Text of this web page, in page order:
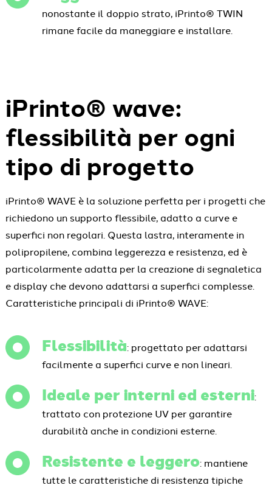
nonostante il doppio strato, iPrinto® TWIN
rimane facile da maneggiare e installare.
iPrinto® wave:
flessibilità per ogni
tipo di progetto
iPrinto® WAVE è la soluzione perfetta per i progetti che
richiedono un supporto flessibile, adatto a curve e
superfici non regolari. Questa lastra, interamente in
polipropilene, combina leggerezza e resistenza, ed è
particolarmente adatta per la creazione di segnaletica
e display che devono adattarsi a superfici complesse.
Caratteristiche principali di iPrinto® WAVE:
Flessibilità: progettato per adattarsi
facilmente a superfici curve e non lineari.
Ideale per interni ed esterni:
trattato con protezione UV per garantire
durabilità anche in condizioni esterne.
Resistente e leggero: mantiene
tutte le caratteristiche di resistenza tipiche